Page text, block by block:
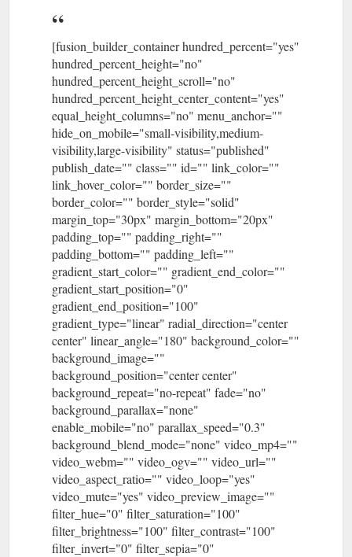
[fusion_builder_container hundred_percent="yes"
hundred_percent_height="no"
hundred_percent_height_scroll="no"
hundred_percent_height_center_content="yes"
equal_height_columns="no" menu_anchor=""
hide_on_mobile="small-visibility,medium-
visibility,large-visibility" status="published"
publish_date="" class="" id="" link_color=""
link_hover_color="" border_size=""
border_color="" border_style="solid"
margin_top="30px" margin_bottom="20px"
padding_top="" padding_right=""
padding_bottom="" padding_left=""
gradient_start_color="" gradient_end_color=""
gradient_start_position="0"
gradient_end_position="100"
gradient_type="linear" radial_direction="center
center" linear_angle="180" background_color=""
background_image=""
background_position="center center"
background_repeat="no-repeat" fade="no"
background_parallax="none"
enable_mobile="no" parallax_speed="0.3"
background_blend_mode="none" video_mp4=""
video_webm="" video_ogv="" video_url=""
video_aspect_ratio="" video_loop="yes"
video_mute="yes" video_preview_image=""
filter_hue="0" filter_saturation="100"
filter_brightness="100" filter_contrast="100"
filter_invert="0" filter_sepia="0"